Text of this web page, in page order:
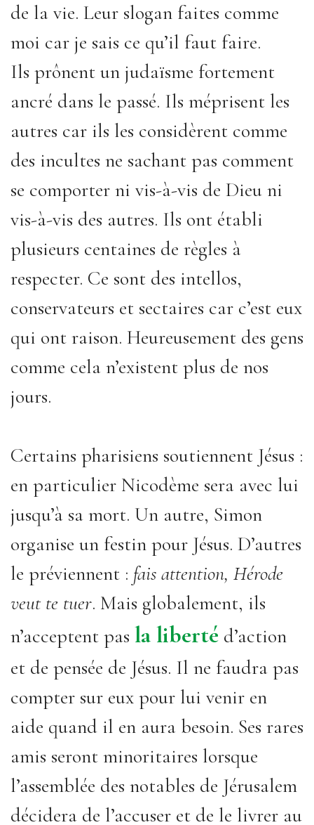
de la vie. Leur slogan faites comme
moi car je sais ce qu’il faut faire.
Ils prônent un judaïsme fortement
ancré dans le passé. Ils méprisent les
autres car ils les considèrent comme
des incultes ne sachant pas comment
se comporter ni vis-à-vis de Dieu ni
vis-à-vis des autres. Ils ont établi
plusieurs centaines de règles à
respecter. Ce sont des intellos,
conservateurs et sectaires car c’est eux
qui ont raison. Heureusement des gens
comme cela n’existent plus de nos
jours.
Certains pharisiens soutiennent Jésus :
en particulier Nicodème sera avec lui
jusqu’à sa mort. Un autre, Simon
organise un festin pour Jésus. D’autres
le préviennent : fais attention, Hérode
veut te tuer. Mais globalement, ils
n’acceptent pas la liberté d’action
et de pensée de Jésus. Il ne faudra pas
compter sur eux pour lui venir en
aide quand il en aura besoin. Ses rares
amis seront minoritaires lorsque
l’assemblée des notables de Jérusalem
décidera de l’accuser et de le livrer au